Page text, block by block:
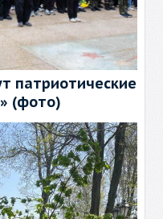
патриотические
(фото)